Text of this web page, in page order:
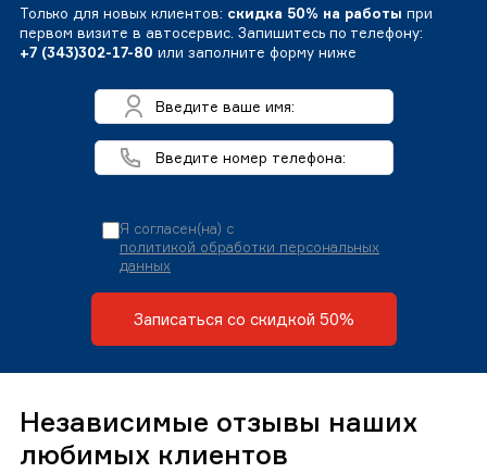
Только для новых клиентов: скидка 50% на работы при
первом визите в автосервис. Запишитесь по телефону:
+7 (343)302-17-80 или заполните форму ниже
Я согласен(на) с
политикой обработки персональных
данных
Записаться со скидкой 50%
Независимые отзывы наших
любимых клиентов